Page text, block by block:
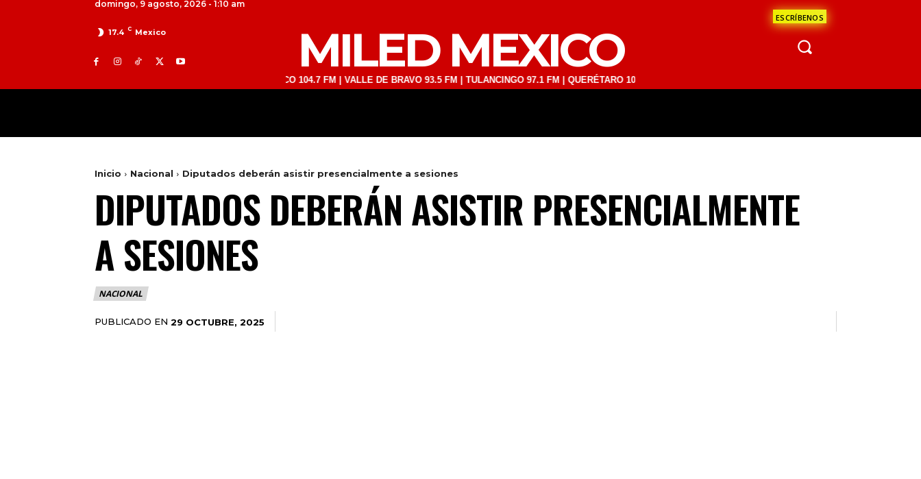
domingo, 9 agosto, 2026 - 1:10 am
ESCRÍBENOS
17.4 C Mexico MILED MEXICO
TOLUCA 98.9 FM | ATLACOMULCO 104.7 FM | VALLE DE BRAVO 93.5 FM | TULANCINGO 97.1 FM | QUERÉTARO 103.1 FM | SAN JUAN DEL RÍO 93.1 FM | GUADALAJARA 1510 AM | LA
Inicio Nacional Diputados deberán asistir presencialmente a sesiones
DIPUTADOS DEBERÁN ASISTIR PRESENCIALMENTE
A SESIONES
NACIONAL
PUBLICADO EN 29 OCTUBRE, 2025